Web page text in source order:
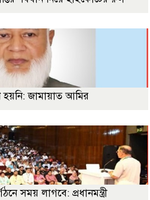
হয়নি: জামায়াত আমির
সময় লাগবে: প্রধানমন্ত্রী